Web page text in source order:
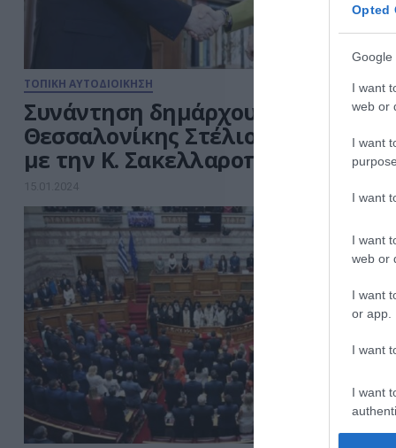
Opted
Google
I want
web or
I want
I want
I want
web or
I want
or app.
I want
I want
ΤΟΠΙΚΗ ΑΥΤΟΔΙΟΙΚΗΣΗ
Συνάντηση δημάρχου
Θεσσαλονίκης Στέλιου Αγγελούδη
με την Κ. Σακελλαροπούλου
15.01.2024